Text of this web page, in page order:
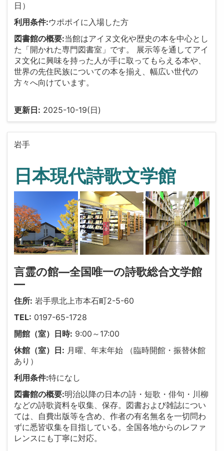
日）
利用条件:ウポポイに入場した方
図書館の概要:当館はアイヌ文化や歴史の本を中心とし
た「開かれた専門図書室」です。 展示等を通してアイ
ヌ文化に興味を持った人が手に取ってもらえる本や、
世界の先住民族についての本を揃え、幅広い世代の
方々へ向けています。
更新日: 2025-10-19(日)
岩手
日本現代詩歌文学館
, ,
言霊の館―全国唯一の詩歌総合文学館
―
住所: 岩手県北上市本石町2-5-60
TEL: 0197-65-1728
開館（室）日時: 9:00～17:00
休館（室）日: 月曜、年末年始 （臨時開館・振替休館
あり）
利用条件:特になし
図書館の概要:明治以降の日本の詩・短歌・俳句・川柳
などの詩歌資料を収集、保存。図書および雑誌につい
ては、自費出版等を含め、作者の有名無名を一切問わ
ずに悉皆収集を目指している。全国各地からのレファ
レンスにも丁寧に対応。